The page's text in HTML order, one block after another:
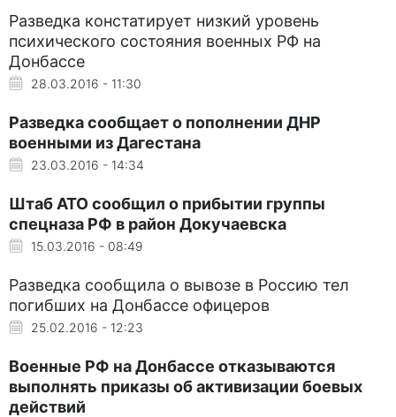
Разведка констатирует низкий уровень
психического состояния военных РФ на
Донбассе
28.03.2016 - 11:30
Разведка сообщает о пополнении ДНР
военными из Дагестана
23.03.2016 - 14:34
Штаб АТО сообщил о прибытии группы
спецназа РФ в район Докучаевска
15.03.2016 - 08:49
Разведка сообщила о вывозе в Россию тел
погибших на Донбассе офицеров
25.02.2016 - 12:23
Военные РФ на Донбассе отказываются
выполнять приказы об активизации боевых
действий